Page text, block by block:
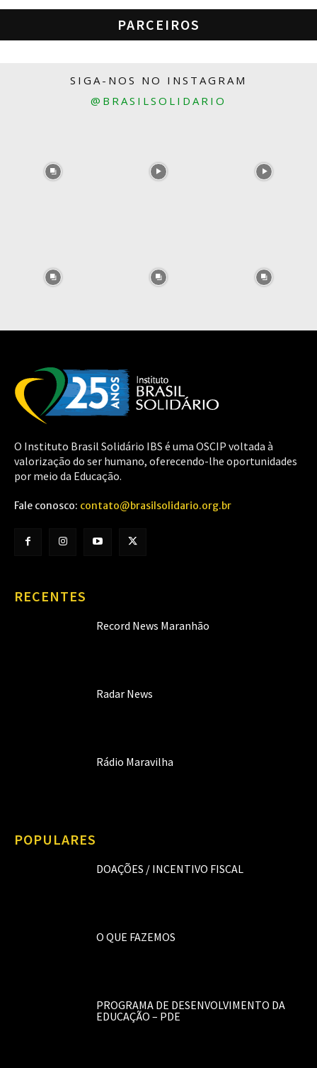
PARCEIROS
SIGA-NOS NO INSTAGRAM
@BRASILSOLIDARIO
O Instituto Brasil Solidário IBS é uma OSCIP voltada à
valorização do ser humano, oferecendo-lhe oportunidades
por meio da Educação.
Fale conosco: contato@brasilsolidario.org.br
RECENTES
Record News Maranhão
Radar News
Rádio Maravilha
POPULARES
DOAÇÕES / INCENTIVO FISCAL
O QUE FAZEMOS
PROGRAMA DE DESENVOLVIMENTO DA
EDUCAÇÃO – PDE